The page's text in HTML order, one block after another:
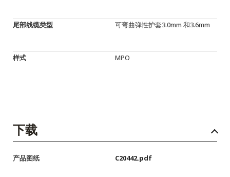
尾部线缆类型 可弯曲弹性护套3.0mm 和3.6mm
样式 MPO
下载
产品图纸 C20442.pdf